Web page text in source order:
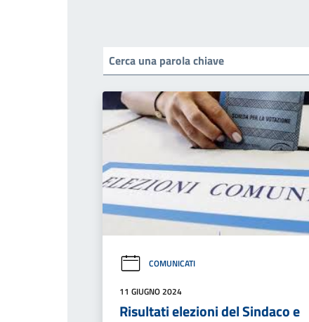
COMUNICATI
11 GIUGNO 2024
Risultati elezioni del Sindaco e